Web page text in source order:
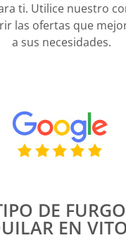
ti. Utilice nuestro
las ofertas que
a sus necesidades.
DE
EN